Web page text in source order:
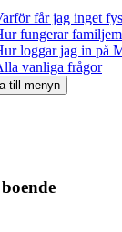
får jag inget
fungerar
loggar jag in på
vanliga frågor
till menyn